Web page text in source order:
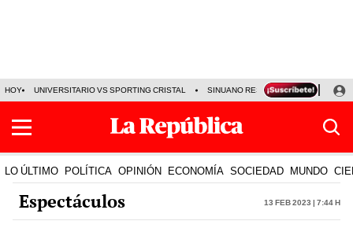
HOY UNIVERSITARIO VS SPORTING CRISTAL SINUANO RESULTADOS HOY
LO ÚLTIMO POLÍTICA OPINIÓN ECONOMÍA SOCIEDAD MUNDO
Espectáculos 13 Feb 2023 | 7:44 h